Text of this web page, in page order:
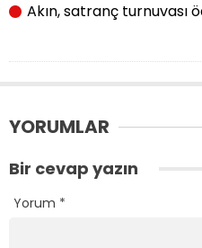
Akın, satranç turnuvası
YORUMLAR
Bir cevap yazın
Yorum *